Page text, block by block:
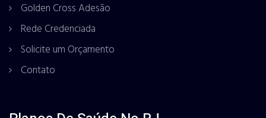
Golden Cross Adesão
Rede Credenciada
Solicite um Orçamento
Contato